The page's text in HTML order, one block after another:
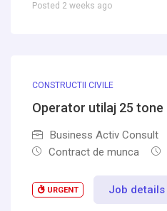
Posted 2 weeks ago
CONSTRUCTII CIVILE
Operator utilaj 25 tone
Business Activ Consult
Contract de munca
URGENT Job details